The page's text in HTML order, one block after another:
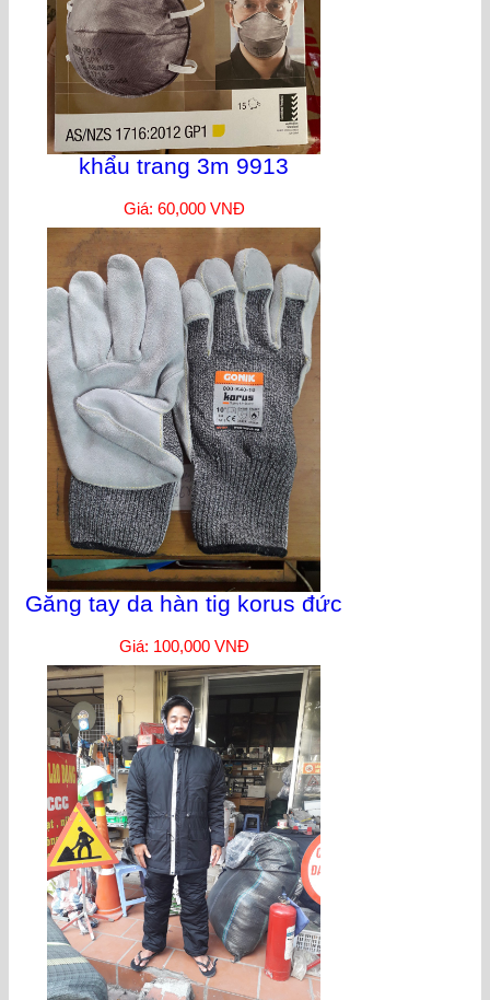
khẩu trang 3m 9913
Giá: 60,000 VNĐ
Găng tay da hàn tig korus đức
Giá: 100,000 VNĐ